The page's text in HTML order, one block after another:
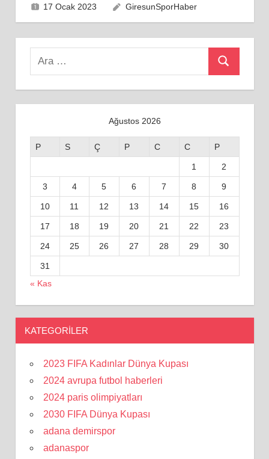
17 Ocak 2023 GiresunSporHaber
Search
Ara
Ağustos 2026
P S Ç P C C P
1 2
3 4 5 6 7 8 9
10 11 12 13 14 15 16
17 18 19 20 21 22 23
24 25 26 27 28 29 30
31
« Kas
KATEGORILER
2023 FIFA Kadınlar Dünya Kupası
2024 avrupa futbol haberleri
2024 paris olimpiyatları
2030 FIFA Dünya Kupası
adana demirspor
adanaspor